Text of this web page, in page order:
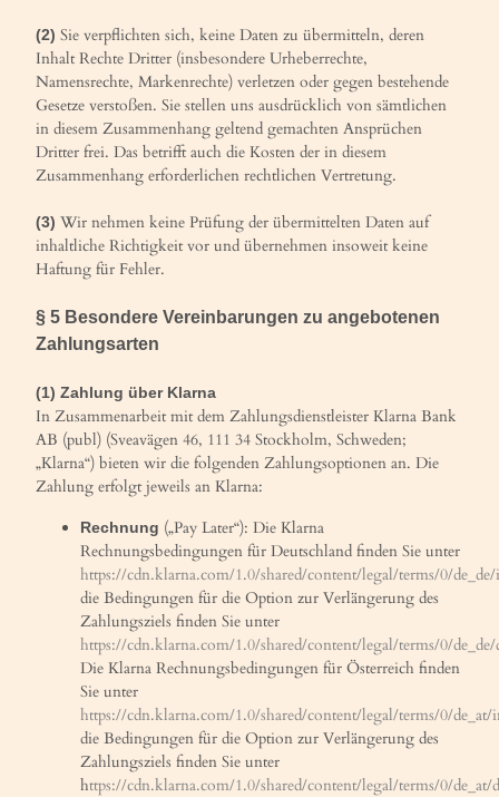
(2) Sie verpflichten sich, keine Daten zu übermitteln, deren
Inhalt Rechte Dritter (insbesondere Urheberrechte,
Namensrechte, Markenrechte) verletzen oder gegen bestehende
Gesetze verstoßen. Sie stellen uns ausdrücklich von sämtlichen
in diesem Zusammenhang geltend gemachten Ansprüchen
Dritter frei. Das betrifft auch die Kosten der in diesem
Zusammenhang erforderlichen rechtlichen Vertretung.
(3) Wir nehmen keine Prüfung der übermittelten Daten auf
inhaltliche Richtigkeit vor und übernehmen insoweit keine
Haftung für Fehler.
§ 5 Besondere Vereinbarungen zu angebotenen
Zahlungsarten
(1) Zahlung über Klarna
In Zusammenarbeit mit dem Zahlungsdienstleister Klarna Bank
AB (publ) (Sveavägen 46, 111 34 Stockholm, Schweden;
„Klarna“) bieten wir die folgenden Zahlungsoptionen an. Die
Zahlung erfolgt jeweils an Klarna:
Rechnung („Pay Later“): Die Klarna
Rechnungsbedingungen für Deutschland finden Sie unter
https://cdn.klarna.com/1.0/shared/content/legal/terms/0/
die Bedingungen für die Option zur Verlängerung des
Zahlungsziels finden Sie unter
https://cdn.klarna.com/1.0/shared/content/legal/terms/0/de_de/
Die Klarna Rechnungsbedingungen für Österreich finden
Sie unter
https://cdn.klarna.com/1.0/shared/content/legal/terms/0/de_at/
die Bedingungen für die Option zur Verlängerung des
Zahlungsziels finden Sie unter
https://cdn.klarna.com/1.0/shared/content/legal/terms/0/de_at/